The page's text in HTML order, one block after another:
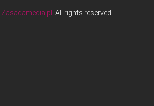
Zasadamedia.pl . All rights reserved.